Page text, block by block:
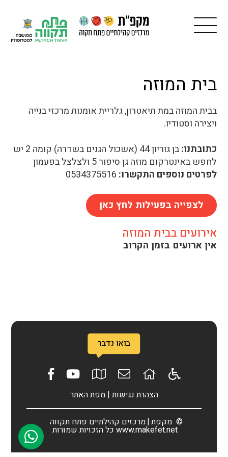
בית המוזה
בבית המוזה במת תיאטרון, גלריית אומנות מרכזי בנייה
ויצירה וסטודיו.
כתובתנו:
בן גוריון 44 (אשכול הגנים בשדרה) קומה 2 יש
לחפש באינטרקום מוזה גן סיפור 5 ולצלצל בפעמון
לפרטים נוספים התקשרו:
לצפייה בפעילות לחץ כאן
אירועים בבית המוזה
אין ארועים בזמן הקרוב
בואו נדבר
הצהרת נגישות| מפת האתר
© מקפת מרכזים קהילתיים פתח תקווה
www.makefet.net כל הזכויות שמורות